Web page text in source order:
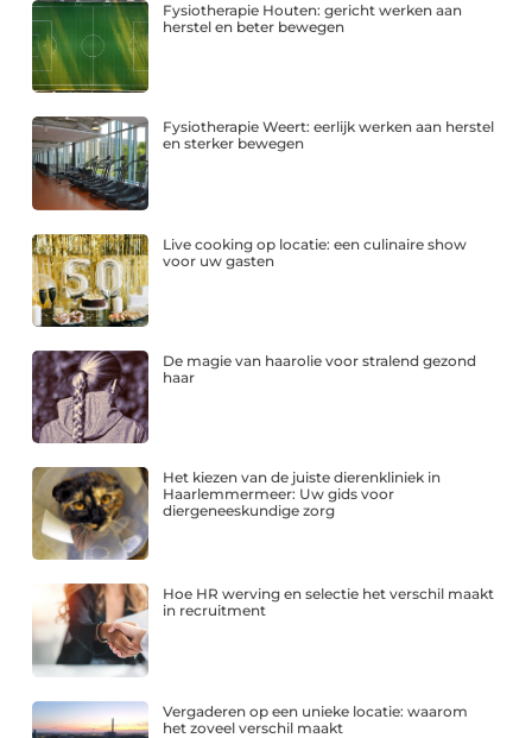
Fysiotherapie Houten: gericht werken aan
herstel en beter bewegen
Fysiotherapie Weert: eerlijk werken aan herstel
en sterker bewegen
Live cooking op locatie: een culinaire show
voor uw gasten
De magie van haarolie voor stralend gezond
haar
Het kiezen van de juiste dierenkliniek in
Haarlemmermeer: Uw gids voor
diergeneeskundige zorg
Hoe HR werving en selectie het verschil maakt
in recruitment
Vergaderen op een unieke locatie: waarom
het zoveel verschil maakt